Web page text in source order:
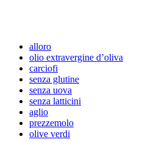
alloro
olio extravergine d’oliva
carciofi
senza glutine
senza uova
senza latticini
aglio
prezzemolo
olive verdi